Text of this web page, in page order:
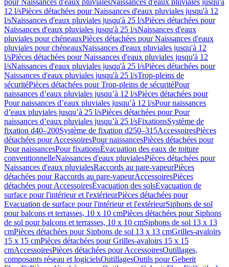
pour Naissances d'eaux pluvialesNaissances d'eaux pluviales jusqu'à
12 l/sPièces détachées pour Naissances d'eaux pluviales jusqu'à 12
l/sNaissances d'eaux pluviales jusqu'à 25 l/sPièces détachées pour
Naissances d'eaux pluviales jusqu'à 25 l/sNaissances d'eaux
pluviales pour chéneauxPièces détachées pour Naissances d'eaux
pluviales pour chéneauxNaissances d'eaux pluviales jusqu'à 12
l/sPièces détachées pour Naissances d'eaux pluviales jusqu'à 12
l/sNaissances d'eaux pluviales jusqu'à 25 l/sPièces détachées pour
Naissances d'eaux pluviales jusqu'à 25 l/sTrop-pleins de
sécuritéPièces détachées pour Trop-pleins de sécuritéPour
naissances d’eaux pluviales jusqu’à 12 l/sPièces détachées pour
Pour naissances d’eaux pluviales jusqu’à 12 l/sPour naissances
d’eaux pluviales jusqu’à 25 l/sPièces détachées pour Pour
naissances d’eaux pluviales jusqu’à 25 l/sFixationsSystème de
fixation d40–200Système de fixation d250–315AccessoiresPièces
détachées pour AccessoiresPour naissancesPièces détachées pour
Pour naissancesPour fixationsÉvacuation des eaux de toiture
conventionnelleNaissances d'eaux pluvialesPièces détachées pour
Naissances d'eaux pluvialesRaccords au pare-vapeurPièces
détachées pour Raccords au pare-vapeurAccessoiresPièces
détachées pour AccessoiresÉvacuation des solsEvacuation de
surface pour l'intérieur et l'extérieurPièces détachées pour
Evacuation de surface pour l'intérieur et l'extérieurSiphons de sol
pour balcons et terrasses, 10 x 10 cmPièces détachées pour Siphons
de sol pour balcons et terrasses, 10 x 10 cmSiphons de sol 13 x 13
cmPièces détachées pour Siphons de sol 13 x 13 cmGrilles-avaloirs
15 x 15 cmPièces détachées pour Grilles-avaloirs 15 x 15
cmAccessoiresPièces détachées pour AccessoiresOutillages,
composants réseau et logicielsOutillagesOutils pour Geberit